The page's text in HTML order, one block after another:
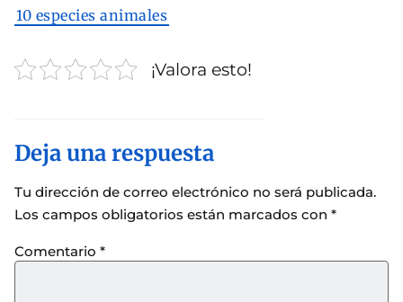
10 especies animales
¡Valora esto!
Deja una respuesta
Tu dirección de correo electrónico no será publicada.
Los campos obligatorios están marcados con *
Comentario *